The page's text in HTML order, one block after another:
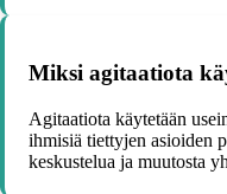
Miksi agitaatiota
Agitaatiota käytetään
ihmisiä tiettyjen asioiden
keskustelua ja muutosta